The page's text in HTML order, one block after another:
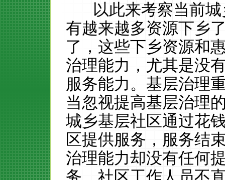
以此来考察当前城
有越来越多资源下乡
了，这些下乡资源和
治理能力，尤其是没
服务能力。基层治理
当忽视提高基层治理
城乡基层社区通过花
区提供服务，服务结
治理能力却没有任何